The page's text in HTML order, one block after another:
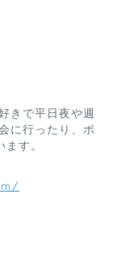
きで平日夜や週
に行ったり、ボ
す。